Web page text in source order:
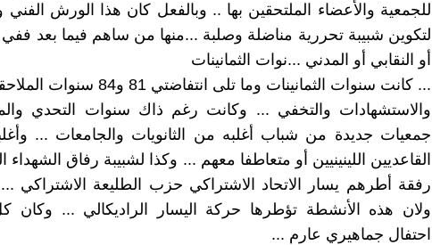
للجمعية والأعضاء الملتحقين بها .. وبالفعل كان هذا الورش
لتكوين شبيبة تحررية مناضلة وصلبة ...منها من ساهم فيما بعد
أو النقابي أو المدني ...نوات الثمانينات
... كانت سنوات الثمانينات وما تلى
والاستشهادات والتخفي ... وكانت رغم ذاك سنوات التحدي
جمعيات جديدة من شباب أغلبه من الثانويات والجامعات ...
القاعديين اللينينيين أو متعاطفا معهم ... وكذا لشبيبة رفاق
رفقة أطرهم يسار الاتحاد الاشتراكي حزب الطليعة الاشتراكي
ولان هذه الأنشطة تؤطرها حركة اليسار الراديكالي ... وكان
احتفال جماهيري عارم ...